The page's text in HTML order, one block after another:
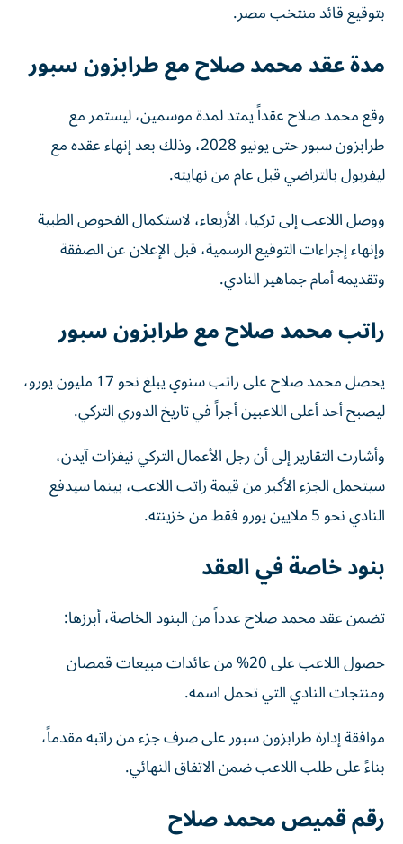
بتوقيع قائد منتخب مصر.
مدة عقد محمد صلاح مع طرابزون سبور
وقع محمد صلاح عقداً يمتد لمدة موسمين، ليستمر مع
طرابزون سبور حتى يونيو 2028، وذلك بعد إنهاء عقده مع
ليفربول بالتراضي قبل عام من نهايته.
ووصل اللاعب إلى تركيا، الأربعاء، لاستكمال الفحوص الطبية
وإنهاء إجراءات التوقيع الرسمية، قبل الإعلان عن الصفقة
وتقديمه أمام جماهير النادي.
راتب محمد صلاح مع طرابزون سبور
يحصل محمد صلاح على راتب سنوي يبلغ نحو 17 مليون يورو،
ليصبح أحد أعلى اللاعبين أجراً في تاريخ الدوري التركي.
وأشارت التقارير إلى أن رجل الأعمال التركي نيفزات آيدن،
سيتحمل الجزء الأكبر من قيمة راتب اللاعب، بينما سيدفع
النادي نحو 5 ملايين يورو فقط من خزينته.
بنود خاصة في العقد
تضمن عقد محمد صلاح عدداً من البنود الخاصة، أبرزها:
حصول اللاعب على 20% من عائدات مبيعات قمصان
ومنتجات النادي التي تحمل اسمه.
موافقة إدارة طرابزون سبور على صرف جزء من راتبه مقدماً،
بناءً على طلب اللاعب ضمن الاتفاق النهائي.
رقم قميص محمد صلاح